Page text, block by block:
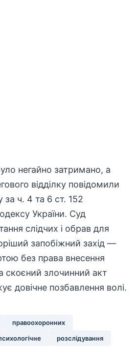
негайно затримано, а
відділку повідомили
за ч. 4 та 6 ст. 152
України. Суд
слідчих і обрав для
запобіжний захід —
без права внесення
скоєний злочинний акт
довічне позбавлення волі.
правоохоронних
розслідування